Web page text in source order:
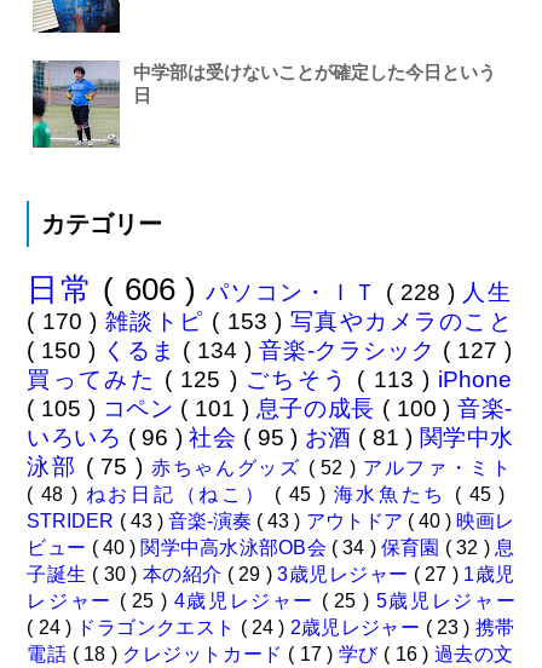
中学部は受けないことが確定した今日という
日
カテゴリー
日常 ( 606 )パソコン・ＩＴ ( 228 ) 人生
( 170 ) 雑談トピ ( 153 ) 写真やカメラのこと
( 150 ) くるま ( 134 ) 音楽-クラシック ( 127 )
買ってみた ( 125 ) ごちそう ( 113 ) iPhone
( 105 ) コペン ( 101 ) 息子の成長 ( 100 )音楽-
いろいろ ( 96 )社会 ( 95 ) お酒 ( 81 ) 関学中水
泳部 ( 75 ) 赤ちゃんグッズ ( 52 ) アルファ・ミト
( 48 ) ねお日記（ねこ） ( 45 ) 海水魚たち ( 45 )
STRIDER ( 43 ) 音楽-演奏 ( 43 ) アウトドア ( 40 ) 映画レ
ビュー ( 40 ) 関学中高水泳部OB会 ( 34 ) 保育園 ( 32 ) 息
子誕生 ( 30 ) 本の紹介 ( 29 )3歳児レジャー ( 27 ) 1歳児
レジャー ( 25 ) 4歳児レジャー ( 25 ) 5歳児レジャー
( 24 ) ドラゴンクエスト ( 24 ) 2歳児レジャー ( 23 ) 携帯
電話 ( 18 ) クレジットカード ( 17 ) 学び ( 16 ) 過去の文